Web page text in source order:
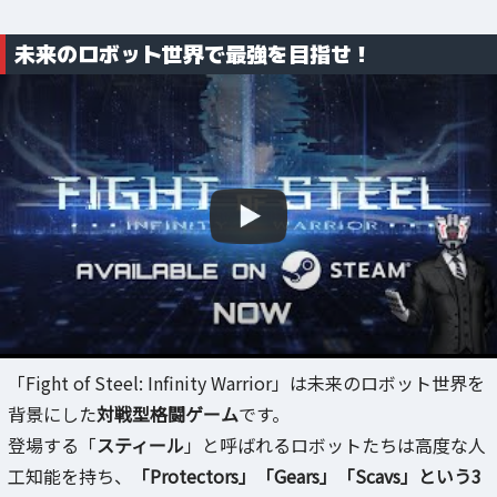
未来のロボット世界で最強を目指せ！
「Fight of Steel: Infinity Warrior」は未来のロボット世界を
背景にした対戦型格闘ゲームです。
登場する「スティール」と呼ばれるロボットたちは高度な人
工知能を持ち、
「Protectors」「Gears」「Scavs」という3